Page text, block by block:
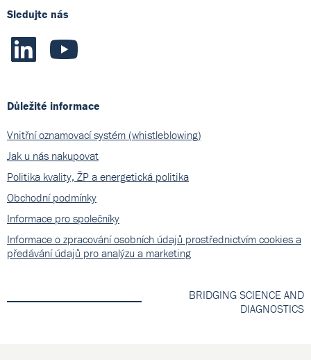
Sledujte nás
Důležité informace
Vnitřní oznamovací systém (whistleblowing)
Jak u nás nakupovat
Politika kvality, ŽP a energetická politika
Obchodní podmínky
Informace pro společníky
Informace o zpracování osobních údajů prostřednictvím cookies a
předávání údajů pro analýzu a marketing
BRIDGING SCIENCE AND
DIAGNOSTICS